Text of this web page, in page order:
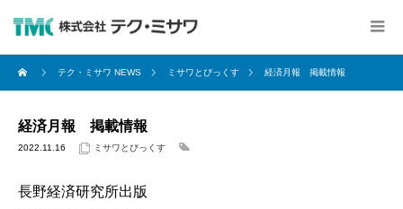
テク・ミサワ NEWS ミサワとぴっくす 経済月報 掲載情報
経済月報 掲載情報
2022.11.16 ミサワとぴっくす
長野経済研究所出版